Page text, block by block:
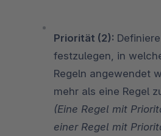
Priorität (2):
festzulegen, in
Regeln angewendet
mehr als eine Regel
(Eine Regel mit
einer Regel mit